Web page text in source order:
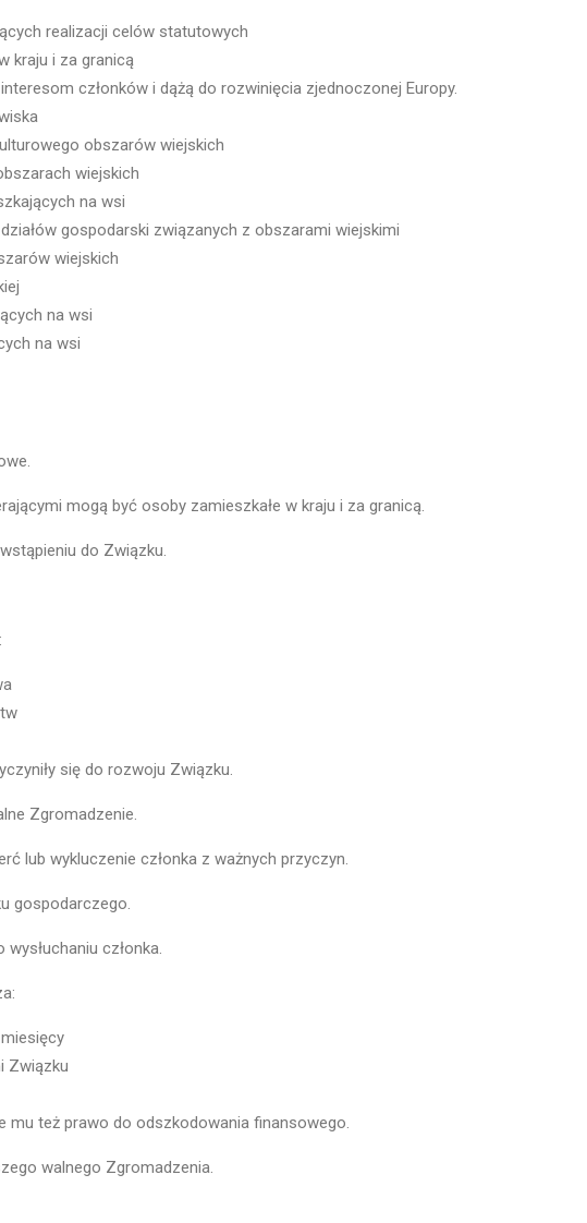
realizacji celów statutowych
kraju i za granicą
członków i dążą do rozwinięcia zjednoczonej Europy.
obszarów wiejskich
wiejskich
na wsi
gospodarski związanych z obszarami wiejskimi
wiejskich
na wsi
na wsi
mogą być osoby zamieszkałe w kraju i za granicą.
do Związku.
się do rozwoju Związku.
Zgromadzenie.
lub wykluczenie członka z ważnych przyczyn.
gospodarczego.
członka.
Związku
mu też prawo do odszkodowania finansowego.
walnego Zgromadzenia.